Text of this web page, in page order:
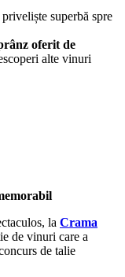
superbă spre
oferit de
alte vinuri
la Crama
de vinuri care a
de talie